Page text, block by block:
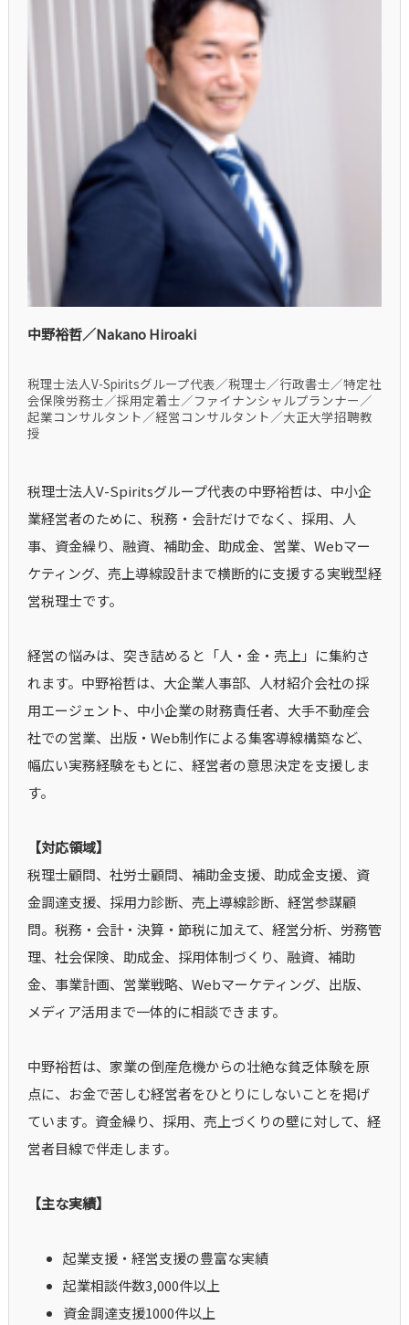
中野裕哲／Nakano Hiroaki
税理士法人V-Spiritsグループ代表／税理士／行政書士／特定社
会保険労務士／採用定着士／ファイナンシャルプランナー／
起業コンサルタント／経営コンサルタント／大正大学招聘教
授
税理士法人V-Spiritsグループ代表の中野裕哲は、中小企
業経営者のために、税務・会計だけでなく、採用、人
事、資金繰り、融資、補助金、助成金、営業、Webマー
ケティング、売上導線設計まで横断的に支援する実戦型経
営税理士です。
経営の悩みは、突き詰めると「人・金・売上」に集約さ
れます。中野裕哲は、大企業人事部、人材紹介会社の採
用エージェント、中小企業の財務責任者、大手不動産会
社での営業、出版・Web制作による集客導線構築など、
幅広い実務経験をもとに、経営者の意思決定を支援しま
す。
【対応領域】
税理士顧問、社労士顧問、補助金支援、助成金支援、資
金調達支援、採用力診断、売上導線診断、経営参謀顧
問。税務・会計・決算・節税に加えて、経営分析、労務管
理、社会保険、助成金、採用体制づくり、融資、補助
金、事業計画、営業戦略、Webマーケティング、出版、
メディア活用まで一体的に相談できます。
中野裕哲は、家業の倒産危機からの壮絶な貧乏体験を原
点に、お金で苦しむ経営者をひとりにしないことを掲げ
ています。資金繰り、採用、売上づくりの壁に対して、経
営者目線で伴走します。
【主な実績】
起業支援・経営支援の豊富な実績
起業相談件数3,000件以上
資金調達支援1000件以上